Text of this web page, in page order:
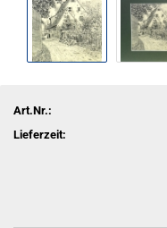
Art.Nr.:
Lieferzeit: